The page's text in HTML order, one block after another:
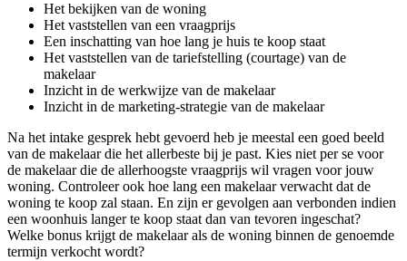
Het bekijken van de woning
Het vaststellen van een vraagprijs
Een inschatting van hoe lang je huis te koop staat
Het vaststellen van de tariefstelling (courtage) van de
makelaar
Inzicht in de werkwijze van de makelaar
Inzicht in de marketing-strategie van de makelaar
Na het intake gesprek hebt gevoerd heb je meestal een goed beeld
van de makelaar die het allerbeste bij je past. Kies niet per se voor
de makelaar die de allerhoogste vraagprijs wil vragen voor jouw
woning. Controleer ook hoe lang een makelaar verwacht dat de
woning te koop zal staan. En zijn er gevolgen aan verbonden indien
een woonhuis langer te koop staat dan van tevoren ingeschat?
Welke bonus krijgt de makelaar als de woning binnen de genoemde
termijn verkocht wordt?